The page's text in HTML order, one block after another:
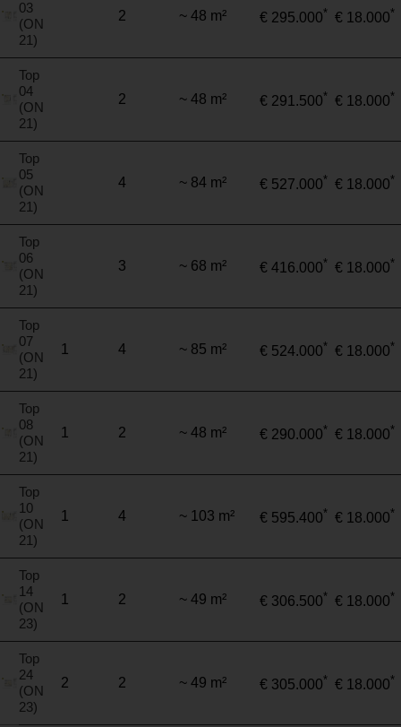
03
(ON
21)
2 ~ 48 m² € 295.000* € 18.000*
Top
04
(ON
21)
2 ~ 48 m² € 291.500* € 18.000*
Top
05
(ON
21)
4 ~ 84 m² € 527.000* € 18.000*
Top
06
(ON
21)
3 ~ 68 m² € 416.000* € 18.000*
Top
07
(ON
21)
1 4 ~ 85 m² € 524.000* € 18.000*
Top
08
(ON
21)
1 2 ~ 48 m² € 290.000* € 18.000*
Top
10
(ON
21)
1 4 ~ 103 m² € 595.400* € 18.000*
Top
14
(ON
23)
1 2 ~ 49 m² € 306.500* € 18.000*
Top
24
(ON
23)
2 2 ~ 49 m² € 305.000* € 18.000*